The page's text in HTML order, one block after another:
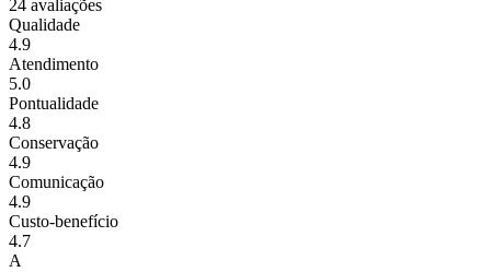
24 avaliações
Qualidade
4.9
Atendimento
5.0
Pontualidade
4.8
Conservação
4.9
Comunicação
4.9
Custo-benefício
4.7
A